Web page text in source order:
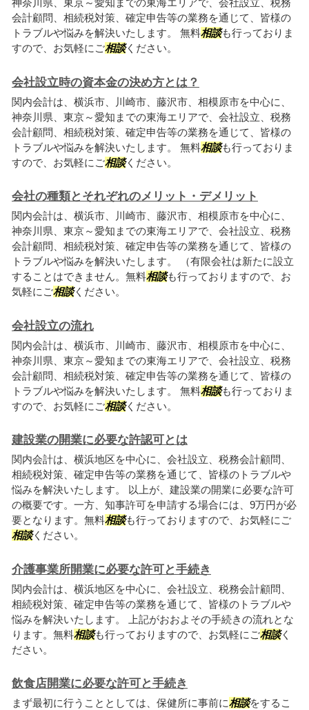
神奈川県、東京～愛知までの東海エリアで、会社設立、税務
会計顧問、相続税対策、確定申告等の業務を通じて、皆様の
トラブルや悩みを解決いたします。 無料相談も行っておりま
すので、お気軽にご相談ください。
会社設立時の資本金の決め方とは？
関内会計は、横浜市、川崎市、藤沢市、相模原市を中心に、
神奈川県、東京～愛知までの東海エリアで、会社設立、税務
会計顧問、相続税対策、確定申告等の業務を通じて、皆様の
トラブルや悩みを解決いたします。 無料相談も行っておりま
すので、お気軽にご相談ください。
会社の種類とそれぞれのメリット・デメリット
関内会計は、横浜市、川崎市、藤沢市、相模原市を中心に、
神奈川県、東京～愛知までの東海エリアで、会社設立、税務
会計顧問、相続税対策、確定申告等の業務を通じて、皆様の
トラブルや悩みを解決いたします。 （有限会社は新たに設立
することはできません。無料相談も行っておりますので、お
気軽にご相談ください。
会社設立の流れ
関内会計は、横浜市、川崎市、藤沢市、相模原市を中心に、
神奈川県、東京～愛知までの東海エリアで、会社設立、税務
会計顧問、相続税対策、確定申告等の業務を通じて、皆様の
トラブルや悩みを解決いたします。 無料相談も行っておりま
すので、お気軽にご相談ください。
建設業の開業に必要な許認可とは
関内会計は、横浜地区を中心に、会社設立、税務会計顧問、
相続税対策、確定申告等の業務を通じて、皆様のトラブルや
悩みを解決いたします。 以上が、建設業の開業に必要な許可
の概要です。一方、知事許可を申請する場合には、9万円が必
要となります。無料相談も行っておりますので、お気軽にご
相談ください。
介護事業所開業に必要な許可と手続き
関内会計は、横浜地区を中心に、会社設立、税務会計顧問、
相続税対策、確定申告等の業務を通じて、皆様のトラブルや
悩みを解決いたします。 上記がおおよその手続きの流れとな
ります。無料相談も行っておりますので、お気軽にご相談く
ださい。
飲食店開業に必要な許可と手続き
まず最初に行うこととしては、保健所に事前に相談をするこ